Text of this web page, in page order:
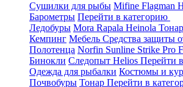
Сушилки для рыбы Mifine Flagman
Барометры Перейти в категорию
Ледобуры Mora Rapala Heinola Тонар
Кемпинг Мебель Средства защиты
Полотенца Norfin Sunline Strike Pro
Бинокли Следопыт Helios Перейти
Одежда для рыбалки Костюмы и
Почвобуры Тонар Перейти в